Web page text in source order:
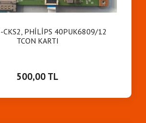
CKS2, PHİLİPS 40PUK6809/12
TCON KARTI
500,00 TL